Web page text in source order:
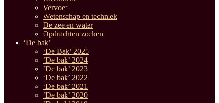
Vervoer
Wetenschap en techniek
De zee en water
Opdrachten zoeken
‘De bak’
‘De Bak’ 2025
‘De bak’ 2024
‘De bak’ 2023
‘De bak’ 2022
‘De bak’ 2021
‘De bak’ 2020